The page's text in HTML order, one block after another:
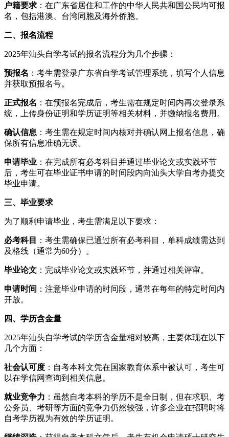
户籍要求 ：在广东省居住和工作的中华人民共和国公民均可报
名，包括港澳、台湾同胞及海外侨胞。
二、报名流程
2025年汕头自学考试的报名流程分为几个步骤：
预报名 ：考生需登录广东省自学考试管理系统，填写个人信息
并获取预报名号。
正式报名 ：在预报名完成后，考生需在规定时间内再次登录系
统，上传身份证明和学历证明等相关材料，并缴纳报名费用。
确认信息 ：考生需在规定时间内核对并确认网上报名信息，确
保所有信息准确无误。
申请毕业 ：在完成所有必考科目并通过毕业论文或实践环节
后，考生可在毕业证书申请的时间段内向汕头大学自考办提交
毕业申请。
三、毕业要求
为了顺利申请毕业，考生需满足以下要求：
必考科目
：考生需确保已通过所有必考科目，单科成绩需达到
及格线（通常为60分）。
毕业论文 ：完成毕业论文或实践环节，并通过相关评审。
申请时间 ：注意毕业申请的时间段，通常在每年的特定时间内
开放。
四、学历含金量
2025年汕头自学考试的学历含金量相对较高，主要体现在以下
几个方面：
社会认可度 ：自考本科文凭在国家教育体系中被认可，考生可
以在学信网查询到相关信息。
就业竞争力 ：虽然自考本科的学历不是全日制，但在求职、考
公务员、考研等方面的竞争力仍然较强，许多企业在招聘时将
自考学历视为有效的学历证明。